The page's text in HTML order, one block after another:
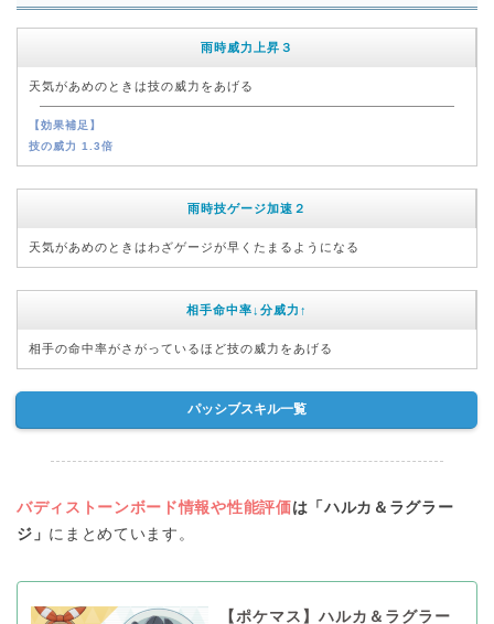
雨時威力上昇３
天気があめのときは技の威力をあげる
【効果補足】
技の威力 1.3倍
雨時技ゲージ加速２
天気があめのときはわざゲージが早くたまるようになる
相手命中率↓分威力↑
相手の命中率がさがっているほど技の威力をあげる
パッシブスキル一覧
バディストーンボード情報や性能評価は「ハルカ＆ラグラー
ジ」 にまとめています。
【ポケマス】ハルカ＆ラグラー